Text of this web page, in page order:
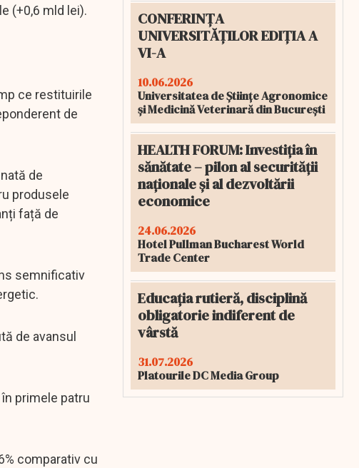
(+0,6 mld lei).
ce restituirile
de
de
produsele
față de
semnificativ
de avansul
primele patru
comparativ cu
CONFERINȚA
UNIVERSITĂȚILOR EDIȚIA A
VI-A
10.06.2026
Universitatea de Științe Agronomice
și Medicină Veterinară din București
HEALTH FORUM: Investiția în
sănătate – pilon al securității
naționale și al dezvoltării
economice
24.06.2026
Hotel Pullman Bucharest World
Trade Center
Educația rutieră, disciplină
obligatorie indiferent de
vârstă
31.07.2026
Platourile DC Media Group